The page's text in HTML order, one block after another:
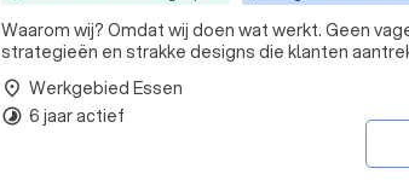
Waarom wij? Omdat wij doen wat werkt. Geen
strategieën en strakke designs die klanten
place Werkgebied Essen
timelapse 6 jaar actief